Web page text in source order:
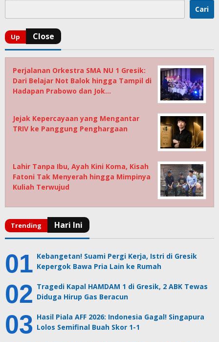
Cari
Perjalanan Orkestra SMA NU 1 Gresik:
Dari Belajar Not Balok hingga Tampil di
Hadapan Prabowo dan Jok…
Jejak Kepercayaan yang Mengantar
TRIV ke Panggung Penghargaan
Lahir Tanpa Ibu, Ayah Kini Koma, Kisah
Fatoni Tak Menyerah hingga Mimpinya
Kuliah Terwujud
Kebangetan! Suami Pergi Kerja, Istri di Gresik
Kepergok Bawa Pria Lain ke Rumah
Tragedi Kapal HAMDAM 1 di Gresik, 2 ABK Tewas
Diduga Hirup Gas Beracun
Hasil Piala AFF 2026: Indonesia Gagal! Singapura
Lolos Semifinal Buah Skor 1-1